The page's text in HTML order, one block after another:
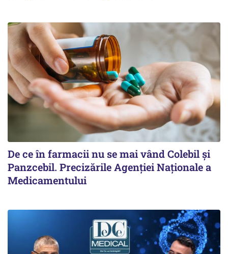
De ce în farmacii nu se mai vând Colebil și
Panzcebil. Precizările Agenției Naționale a
Medicamentului